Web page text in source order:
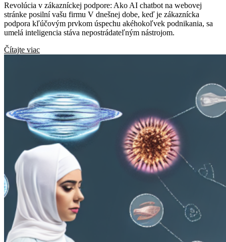
Revolúcia v zákazníckej podpore: Ako AI chatbot na webovej
stránke posilní vašu firmu V dnešnej dobe, keď je zákaznícka
podpora kľúčovým prvkom úspechu akéhokoľvek podnikania, sa
umelá inteligencia stáva nepostrádateľným nástrojom.
Čítajte viac